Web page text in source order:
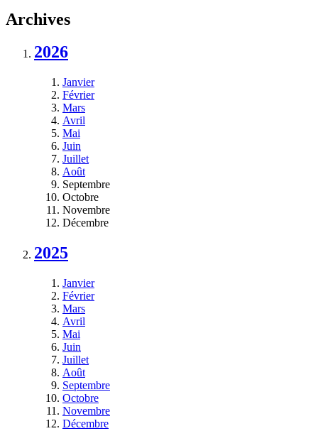
Archives
2026
Janvier
Février
Mars
Avril
Mai
Juin
Juillet
Août
Septembre
Octobre
Novembre
Décembre
2025
Janvier
Février
Mars
Avril
Mai
Juin
Juillet
Août
Septembre
Octobre
Novembre
Décembre